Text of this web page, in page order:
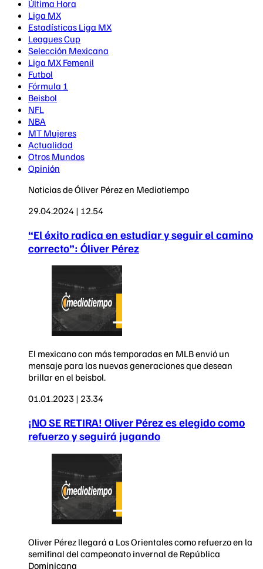
Última Hora
Liga MX
Estadísticas Liga MX
Leagues Cup
Selección Mexicana
Liga MX Femenil
Futbol
Fórmula 1
Beisbol
NFL
NBA
MT Mujeres
Actualidad
Otros Mundos
Opinión
Noticias de Óliver Pérez en Mediotiempo
29.04.2024 | 12.54
“El éxito radica en estudiar y seguir el camino
correcto”: Óliver Pérez
El mexicano con más temporadas en MLB envió un
mensaje para las nuevas generaciones que desean
brillar en el beisbol.
01.01.2023 | 23.34
¡NO SE RETIRA! Oliver Pérez es elegido como
refuerzo y seguirá jugando
Oliver Pérez llegará a Los Orientales como refuerzo en la
semifinal del campeonato invernal de República
Dominicana